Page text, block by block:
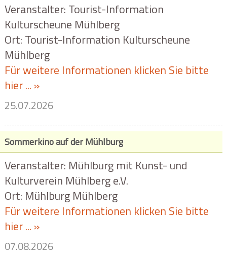
Veranstalter: Tourist-Information
Kulturscheune Mühlberg
Ort: Tourist-Information Kulturscheune
Mühlberg
Für weitere Informationen klicken Sie bitte
hier ... »
25.07.2026
Sommerkino auf der Mühlburg
Veranstalter: Mühlburg mit Kunst- und
Kulturverein Mühlberg e.V.
Ort: Mühlburg Mühlberg
Für weitere Informationen klicken Sie bitte
hier ... »
07.08.2026